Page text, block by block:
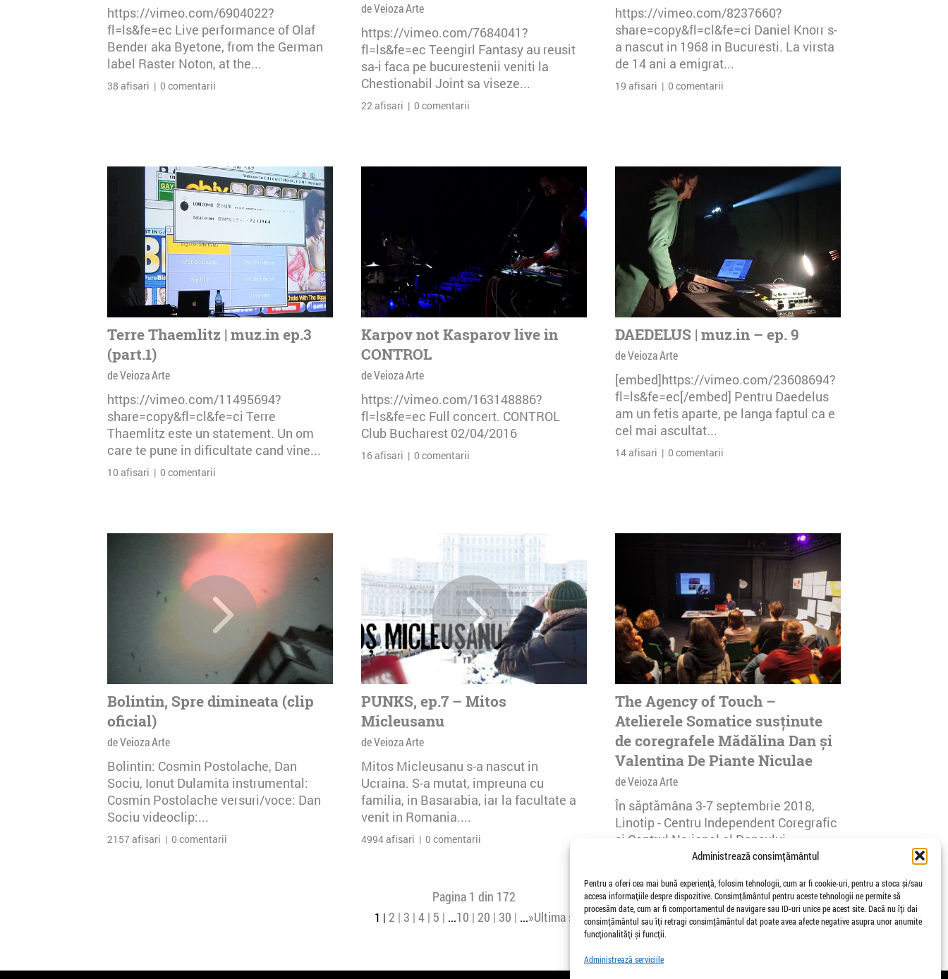
Administrează consimțământul
Pentru a oferi cea mai bună experiență, folosim tehnologii, cum ar fi cookie-uri, pentru a stoca și/sau
accesa informațiile despre dispozitive. Consimțământul pentru aceste tehnologii ne permite să
procesăm date, cum ar fi comportamentul de navigare sau ID-uri unice pe acest site. Dacă nu îți dai
consimțământul sau îți retragi consimțământul dat poate avea afecte negative asupra unor anumite
funcționalități și funcții.
Administrează serviciile
https://vimeo.com/6904022?
fl=ls&fe=ec Live performance of Olaf
Bender aka Byetone, from the German
label Raster Noton, at the...
38 afisari | 0 comentarii
de Veioza Arte
https://vimeo.com/7684041?
fl=ls&fe=ec Teengirl Fantasy au reusit
sa-i faca pe bucurestenii veniti la
Chestionabil Joint sa viseze...
22 afisari | 0 comentarii
https://vimeo.com/8237660?
share=copy&fl=cl&fe=ci Daniel Knorr s-
a nascut in 1968 in Bucuresti. La virsta
de 14 ani a emigrat...
19 afisari | 0 comentarii
Terre Thaemlitz | muz.in ep.3
(part.1)
de Veioza Arte
https://vimeo.com/11495694?
share=copy&fl=cl&fe=ci Terre
Thaemlitz este un statement. Un om
care te pune in dificultate cand vine...
10 afisari | 0 comentarii
Karpov not Kasparov live in
CONTROL
de Veioza Arte
https://vimeo.com/163148886?
fl=ls&fe=ec Full concert. CONTROL
Club Bucharest 02/04/2016
16 afisari | 0 comentarii
DAEDELUS | muz.in – ep. 9
de Veioza Arte
[embed]https://vimeo.com/23608694?
fl=ls&fe=ec[/embed] Pentru Daedelus
am un fetis aparte, pe langa faptul ca e
cel mai ascultat...
14 afisari | 0 comentarii
Bolintin, Spre dimineata (clip
oficial)
de Veioza Arte
Bolintin: Cosmin Postolache, Dan
Sociu, Ionut Dulamita instrumental:
Cosmin Postolache versuri/voce: Dan
Sociu videoclip:...
2157 afisari | 0 comentarii
PUNKS, ep.7 – Mitos
Micleusanu
de Veioza Arte
Mitos Micleusanu s-a nascut in
Ucraina. S-a mutat, impreuna cu
familia, in Basarabia, iar la facultate a
venit in Romania....
4994 afisari | 0 comentarii
The Agency of Touch –
Atelierele Somatice susținute
de coregrafele Mădălina Dan și
Valentina De Piante Niculae
de Veioza Arte
În săptămâna 3-7 septembrie 2018,
Linotip - Centru Independent Coregrafic
și Centrul Național al Dansului
30 afisari | 0 comentarii
Pagina 1 din 172
1 2 3 4 5 ...10 20 30 ...»Ultima »